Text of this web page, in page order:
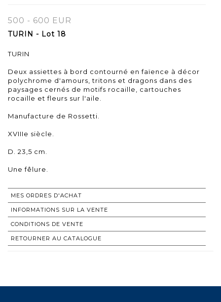
500 - 600 EUR
TURIN - Lot 18
TURIN
Deux assiettes à bord contourné en faïence à décor
polychrome d'amours, tritons et dragons dans des
paysages cernés de motifs rocaille, cartouches
rocaille et fleurs sur l'aile.
Manufacture de Rossetti.
XVIIIe siècle.
D. 23,5 cm.
Une fêlure.
MES ORDRES D'ACHAT
INFORMATIONS SUR LA VENTE
CONDITIONS DE VENTE
RETOURNER AU CATALOGUE